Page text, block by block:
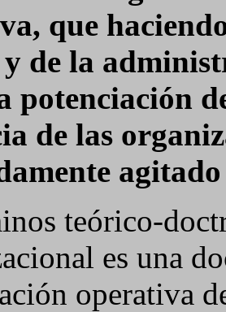
que
y de la
potenciación
de las
teórico-
es una
operativa